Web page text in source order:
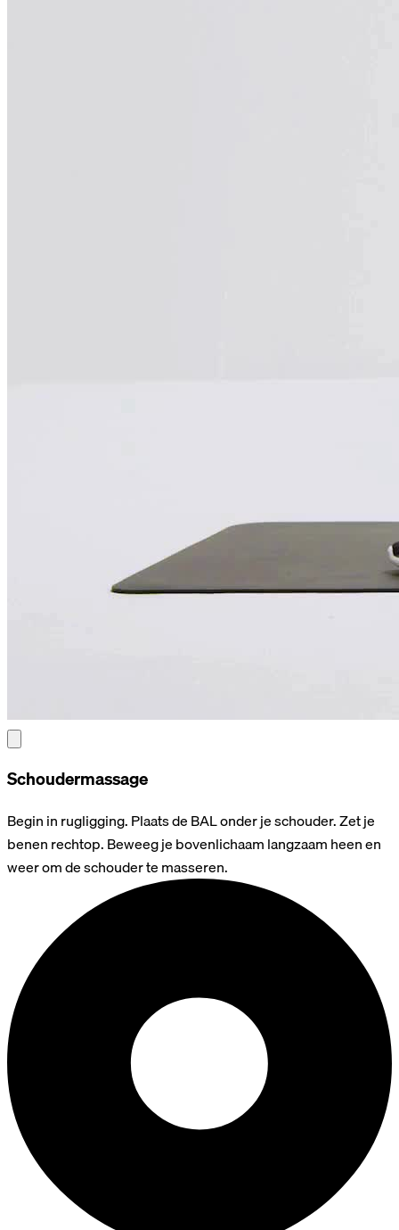
Schoudermassage
Begin in rugligging. Plaats de BAL onder je schouder. Zet je
benen rechtop. Beweeg je bovenlichaam langzaam heen en
weer om de schouder te masseren.